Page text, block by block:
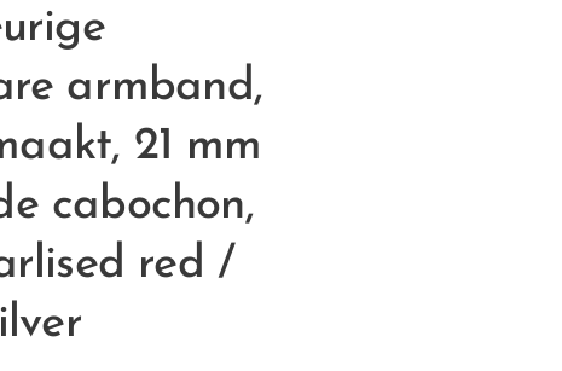
armband,
21 mm
cabochon,
red /